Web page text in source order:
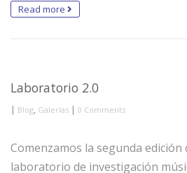
Read more
Laboratorio 2.0
| Blog, Galerías | 0 Comments
Comenzamos la segunda edición
laboratorio de investigación